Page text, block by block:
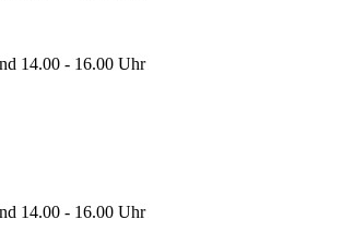
14.00 - 16.00 Uhr
14.00 - 16.00 Uhr